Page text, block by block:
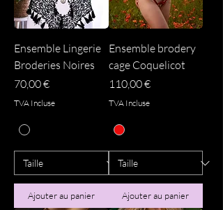
Ensemble Lingerie
Broderies Noires
Prix
70,00 €
TVA Incluse
Ajouter au panier
Ensemble brodery
cage Coquelicot
Prix
110,00 €
TVA Incluse
Ajouter au panier